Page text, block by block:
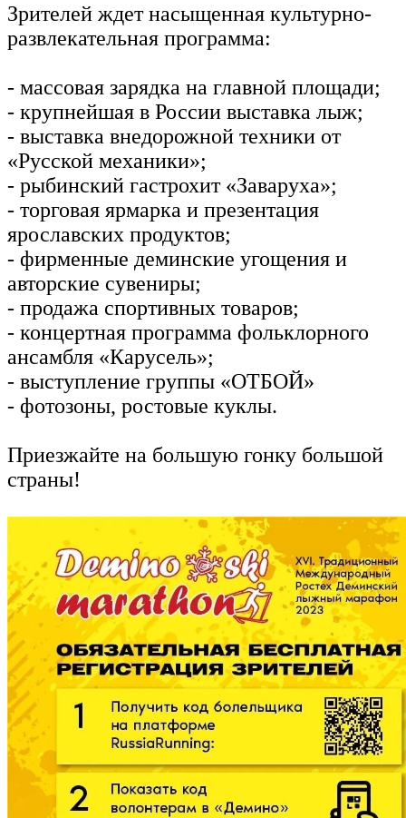
Зрителей ждет насыщенная культурно-
развлекательная программа:
- массовая зарядка на главной площади;
- крупнейшая в России выставка лыж;
- выставка внедорожной техники от
«Русской механики»;
- рыбинский гастрохит «Заваруха»;
- торговая ярмарка и презентация
ярославских продуктов;
- фирменные деминские угощения и
авторские сувениры;
- продажа спортивных товаров;
- концертная программа фольклорного
ансамбля «Карусель»;
- выступление группы «ОТБОЙ»
- фотозоны, ростовые куклы.
Приезжайте на большую гонку большой
страны!